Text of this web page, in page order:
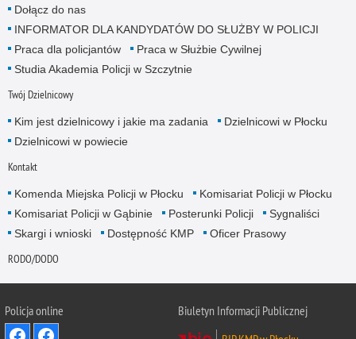
Dołącz do nas
INFORMATOR DLA KANDYDATÓW DO SŁUŻBY W POLICJI
Praca dla policjantów
Praca w Służbie Cywilnej
Studia Akademia Policji w Szczytnie
Twój Dzielnicowy
Kim jest dzielnicowy i jakie ma zadania
Dzielnicowi w Płocku
Dzielnicowi w powiecie
Kontakt
Komenda Miejska Policji w Płocku
Komisariat Policji w Płocku
Komisariat Policji w Gąbinie
Posterunki Policji
Sygnaliści
Skargi i wnioski
Dostępność KMP Oficer Prasowy
RODO/DODO
Policja online
Biuletyn Informacji Publicznej